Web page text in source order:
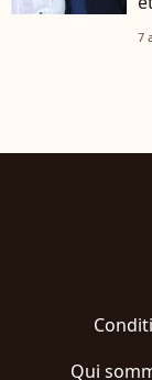
7
Qui